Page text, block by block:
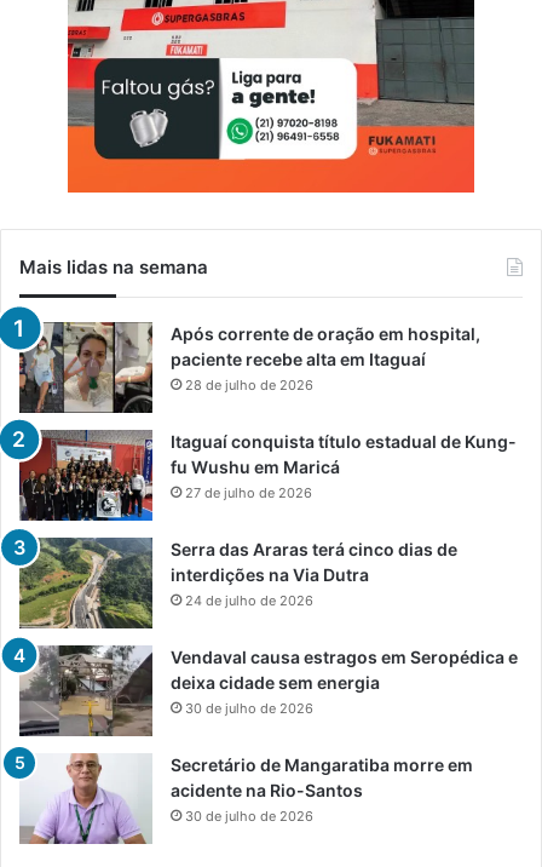
Mais lidas na semana
Após corrente de oração em hospital,
paciente recebe alta em Itaguaí
28 de julho de 2026
Itaguaí conquista título estadual de Kung-
fu Wushu em Maricá
27 de julho de 2026
Serra das Araras terá cinco dias de
interdições na Via Dutra
24 de julho de 2026
Vendaval causa estragos em Seropédica e
deixa cidade sem energia
30 de julho de 2026
Secretário de Mangaratiba morre em
acidente na Rio-Santos
30 de julho de 2026